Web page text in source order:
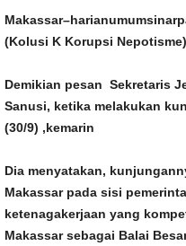
(Kolusi K Korupsi Nepotisme)
Demikian pesan Sekretaris
Sanusi, ketika melakukan
(30/9) ,kemarin
Dia menyatakan,
Makassar pada sisi
ketenagakerjaan yang
Makassar sebagai Balai